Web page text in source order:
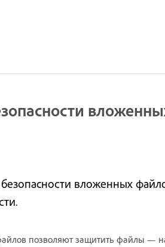
безопасности вложенных
позволяют защитить файлы —